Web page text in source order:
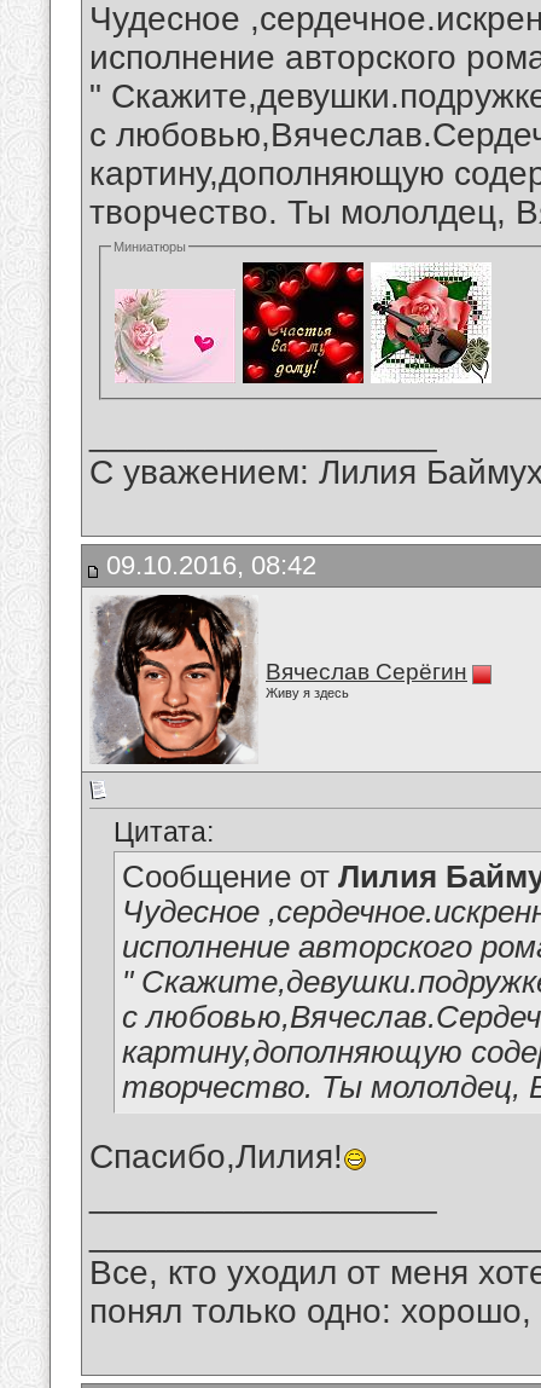
Чудесное
исполнение авторского
"
с
картину,дополняющую
творчество. Ты мололдец,
Миниатюры
С уважением: Лилия
09.10.2016, 08:42
Вячеслав Серёгин
Живу я здесь
Цитата:
Сообщение от Лилия
Чудесное
исполнение авторского
"
с
картину,дополняющую
творчество. Ты мололдец,
Спасибо,Лилия!
Все, кто уходил от меня
понял только одно: